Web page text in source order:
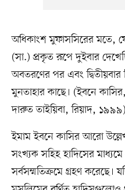
অধিকাংশ মুফাসসিরের মতে,
(সা.) প্রকৃত রূপে দুইবার
অবতরণের পর এবং দ্বিতীয়বার
মুনতাহার কাছে। (ইবনে কাসির,
দারুত তাইয়িবা, রিয়াদ, ১৯৯৯)
ইমাম ইবনে কাসির আরো
সংখ্যক সহিহ হাদিসের
সর্বসম্মতিক্রমে গ্রহণ